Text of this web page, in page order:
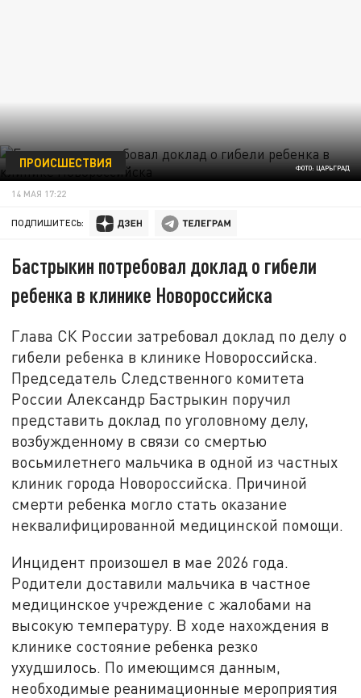
ФОТО: ЦАРЬГРАД
ПРОИСШЕСТВИЯ
14 МАЯ 17:22
ПОДПИШИТЕСЬ:
Бастрыкин потребовал доклад о гибели
ребенка в клинике Новороссийска
Глава СК России затребовал доклад по делу о
гибели ребенка в клинике Новороссийска.
Председатель Следственного комитета
России Александр Бастрыкин поручил
представить доклад по уголовному делу,
возбужденному в связи со смертью
восьмилетнего мальчика в одной из частных
клиник города Новороссийска. Причиной
смерти ребенка могло стать оказание
неквалифицированной медицинской помощи.
Инцидент произошел в мае 2026 года.
Родители доставили мальчика в частное
медицинское учреждение с жалобами на
высокую температуру. В ходе нахождения в
клинике состояние ребенка резко
ухудшилось. По имеющимся данным,
необходимые реанимационные мероприятия